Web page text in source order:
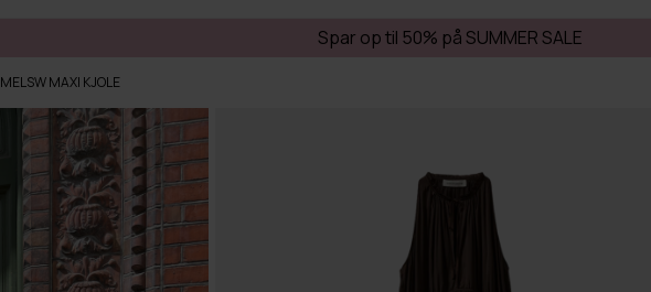
Spar op til 50% på SUMMER SALE
MELSW MAXI KJOLE